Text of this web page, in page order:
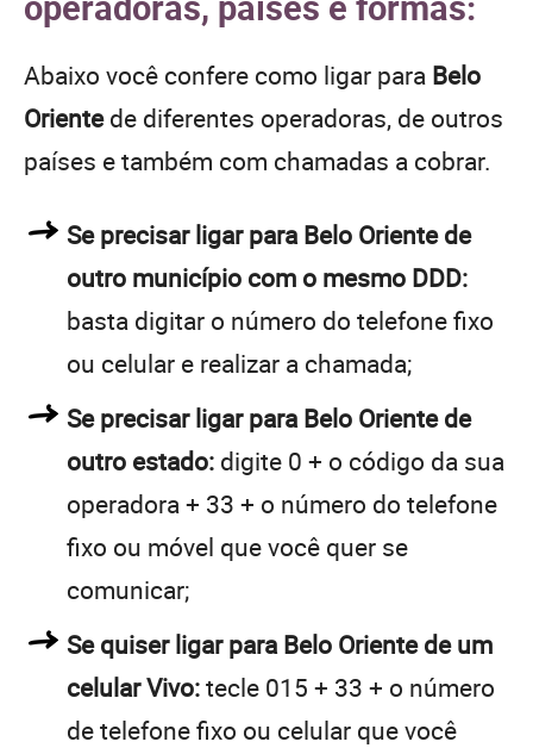
Abaixo você confere como ligar para Belo
Orientede diferentes operadoras, de outros
países e também com chamadas a cobrar.
Se precisar ligar para Belo Oriente de
outro município com o mesmo DDD:
basta digitar o número do telefone fixo
ou celular e realizar a chamada;
Se precisar ligar para Belo Oriente de
outro estado: digite 0 + o código da sua
operadora + 33 + o número do telefone
fixo ou móvel que você quer se
comunicar;
Se quiser ligar para Belo Oriente de um
celular Vivo:tecle 015 + 33 + o número
de telefone fixo ou celular que você